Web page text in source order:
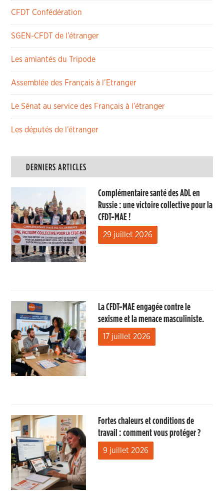
CFDT Confédération
SGEN-CFDT de l’étranger
Les amiantés du Tripode
Assemblée des Français à l’Etranger
Le Sénat au service des Français à l’étranger
Les députés de l’étranger
DERNIERS ARTICLES
Complémentaire santé des ADL en
Russie : une victoire collective pour la
CFDT-MAE !
29 juillet 2026
La CFDT-MAE engagée contre le
sexisme et la menace masculiniste.
17 juillet 2026
Fortes chaleurs et conditions de
travail : comment vous protéger ?
9 juillet 2026